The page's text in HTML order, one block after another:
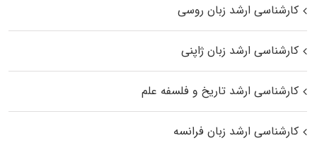
کارشناسی ارشد زبان روسی
کارشناسی ارشد زبان ژاپنی
کارشناسی ارشد تاریخ و فلسفه علم
کارشناسی ارشد زبان فرانسه